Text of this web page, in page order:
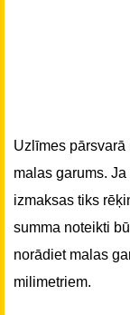
Uzlīmes
malas garums.
izmaksas tiks
summa noteikti
norādiet malas
milimetriem.